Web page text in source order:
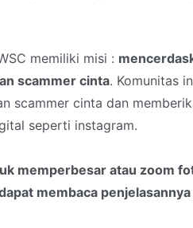
memiliki misi :
scammer cinta. Komunitas
scammer cinta dan
seperti instagram.
memperbesar atau zoom
membaca penjelasannya